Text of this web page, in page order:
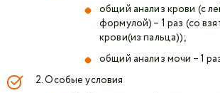
общий анализ крови (с
формулой) – 1 раз (со
крови(из пальца));
общий анализ мочи – 1
2. Особые условия